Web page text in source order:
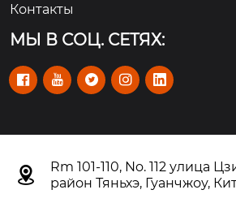
Контакты
МЫ В СОЦ. СЕТЯХ:
    

Rm 101-110, No. 112 улица
район Тяньхэ, Гуанчжоу,